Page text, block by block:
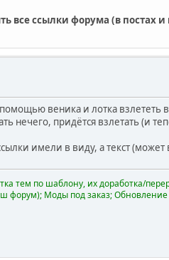
все ссылки форума (в постах
веника и лотка
нечего, придётся взлетать (и
имели в виду, а текст
тем по шаблону, их доработка/
форум); Моды под заказ;